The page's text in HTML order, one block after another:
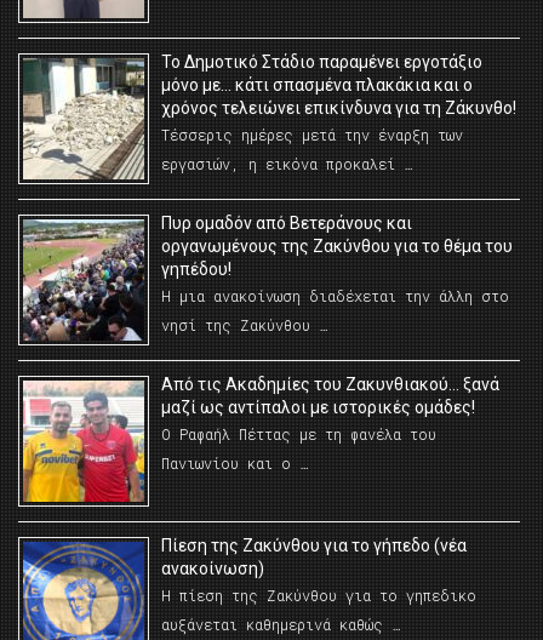
Το Δημοτικό Στάδιο παραμένει εργοτάξιο
μόνο με… κάτι σπασμένα πλακάκια και ο
χρόνος τελειώνει επικίνδυνα για τη Ζάκυνθο!
Τέσσερις ημέρες μετά την έναρξη των
εργασιών, η εικόνα προκαλεί …
Πυρ ομαδόν από Βετεράνους και
οργανωμένους της Ζακύνθου για το θέμα του
γηπέδου!
Η μια ανακοίνωση διαδέχεται την άλλη στο
νησί της Ζακύνθου …
Από τις Ακαδημίες του Ζακυνθιακού… ξανά
μαζί ως αντίπαλοι με ιστορικές ομάδες!
Ο Ραφαήλ Πέττας με τη φανέλα του
Πανιωνίου και ο …
Πίεση της Ζακύνθου για το γήπεδο (νέα
ανακοίνωση)
Η πίεση της Ζακύνθου για το γηπεδικο
αυξάνεται καθημερινά καθώς …